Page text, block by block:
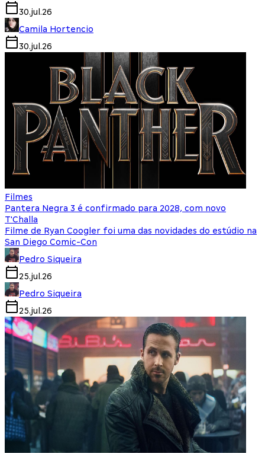
30.jul.26
Camila Hortencio
30.jul.26
Filmes
Pantera Negra 3 é confirmado para 2028, com novo
T'Challa
Filme de Ryan Coogler foi uma das novidades do estúdio na
San Diego Comic-Con
Pedro Siqueira
25.jul.26
Pedro Siqueira
25.jul.26